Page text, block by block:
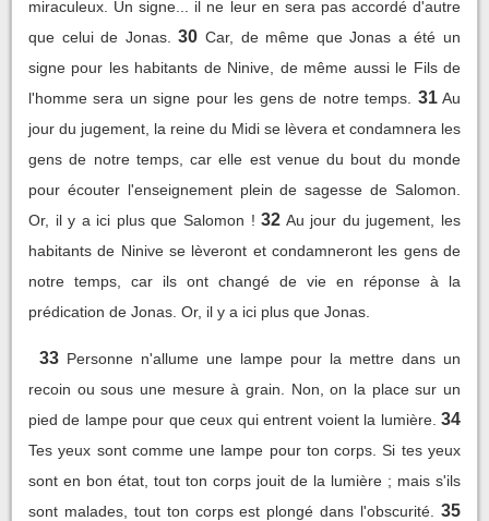
miraculeux. Un signe... il ne leur en sera pas accordé d'autre
que celui de Jonas.
30 Car, de même que Jonas a été un
signe pour les habitants de Ninive, de même aussi le Fils de
l'homme sera un signe pour les gens de notre temps.
31 Au
jour du jugement, la reine du Midi se lèvera et condamnera les
gens de notre temps, car elle est venue du bout du monde
pour écouter l'enseignement plein de sagesse de Salomon.
Or, il y a ici plus que Salomon ! 32 Au jour du jugement, les
habitants de Ninive se lèveront et condamneront les gens de
notre temps, car ils ont changé de vie en réponse à la
prédication de Jonas. Or, il y a ici plus que Jonas.
33 Personne n'allume une lampe pour la mettre dans un
recoin ou sous une mesure à grain. Non, on la place sur un
pied de lampe pour que ceux qui entrent voient la lumière. 34
Tes yeux sont comme une lampe pour ton corps. Si tes yeux
sont en bon état, tout ton corps jouit de la lumière ; mais s'ils
sont malades, tout ton corps est plongé dans l'obscurité.
35